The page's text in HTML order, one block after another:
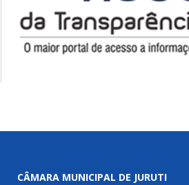
CÂMARA MUNICIPAL DE JURUTI